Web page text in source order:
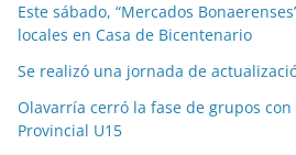
Este sábado, “Mercados
locales en Casa de Bicentenario
Se realizó una jornada de
Olavarría cerró la fase de grupos
Provincial U15